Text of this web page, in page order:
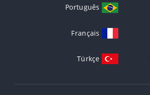
Português
Français
Türkçe